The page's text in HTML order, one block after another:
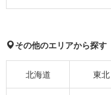
その他のエリアから探す
北海道 東北